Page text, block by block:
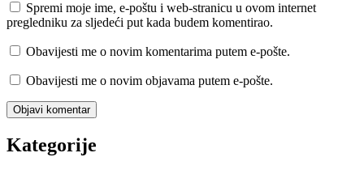
Spremi moje ime, e-poštu i web-stranicu u ovom internet
pregledniku za sljedeći put kada budem komentirao.
Obavijesti me o novim komentarima putem e-pošte.
Obavijesti me o novim objavama putem e-pošte.
Kategorije